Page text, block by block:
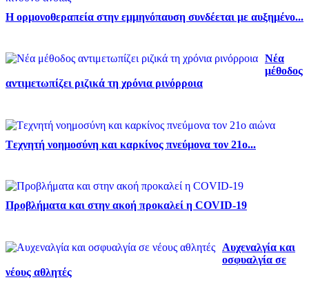
Η ορμονοθεραπεία στην εμμηνόπαυση συνδέεται με αυξημένο...
Νέα
μέθοδος
αντιμετωπίζει ριζικά τη χρόνια ρινόρροια
Tεχνητή νοημοσύνη και καρκίνος πνεύμονα τον 21ο...
Προβλήματα και στην ακοή προκαλεί η COVID-19
Αυχεναλγία και
οσφυαλγία σε
νέους αθλητές